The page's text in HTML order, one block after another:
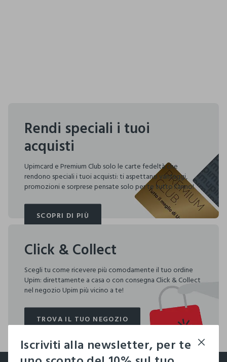
Rendi speciali i tuoi
acquisti
Upimcard e Premium Club solo le carte fedeltà che
rendono speciali i tuoi acquisti: ti aspettano vantaggi,
promozioni e sorprese pensate solo per te tutto l'anno!
SCOPRI DI PIÙ
SCOPRI DI PIÙ
Click & Collect
Scegli tu come ricevere più comodamente il tuo ordine
Upim: direttamente a casa o con consegna Click & Collect
nel negozio Upim più vicino a te!
TROVA IL TUO NEGOZIO
TROVA IL TUO NEGOZIO
Iscriviti alla newsletter, per te
footer.ariatitle